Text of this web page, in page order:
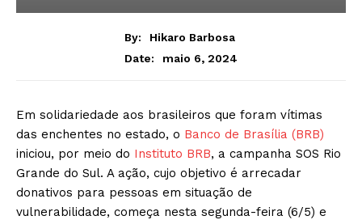
By:
Hikaro Barbosa
Date:
maio 6, 2024
Em solidariedade aos brasileiros que foram vítimas
das enchentes no estado, o Banco de Brasília (BRB)
iniciou, por meio do Instituto BRB, a campanha SOS Rio
Grande do Sul. A ação, cujo objetivo é arrecadar
donativos para pessoas em situação de
vulnerabilidade, começa nesta segunda-feira (6/5) e